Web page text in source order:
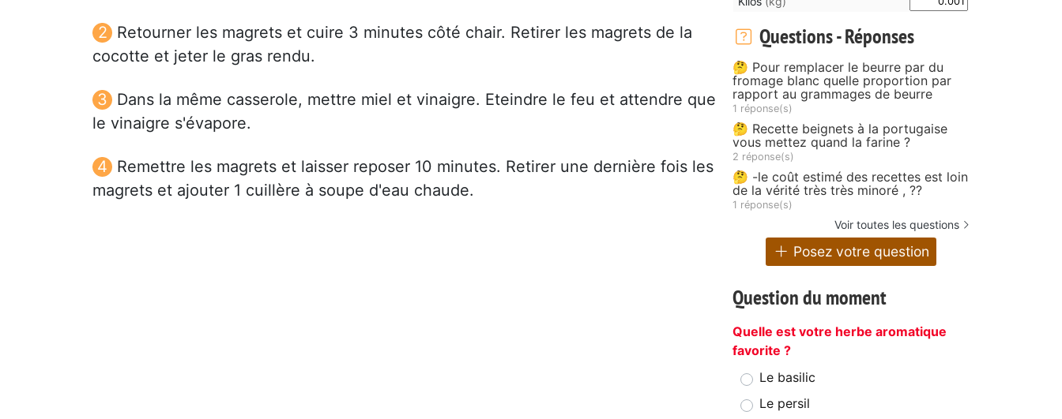
Retourner les magrets et cuire 3 minutes côté chair. Retirer les magrets de la
cocotte et jeter le gras rendu.
Dans la même casserole, mettre miel et vinaigre. Eteindre le feu et attendre que
le vinaigre s'évapore.
Remettre les magrets et laisser reposer 10 minutes. Retirer une dernière fois les
magrets et ajouter 1 cuillère à soupe d'eau chaude.
Questions - Réponses
🤔 Pour remplacer le beurre par du
fromage blanc quelle proportion par
rapport au grammages de beurre
1 réponse(s)
🤔 Recette beignets à la portugaise
vous mettez quand la farine ?
2 réponse(s)
🤔 -le coût estimé des recettes est loin
de la vérité très très minoré , ??
1 réponse(s)
Voir toutes les questions
Posez votre question
Question du moment
Quelle est votre herbe aromatique
favorite ?
Le basilic
Le persil